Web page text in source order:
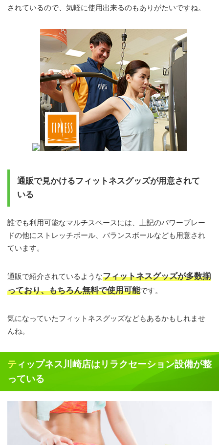
されているので、気軽に使用出来るのもありがたいですね。
通販で見かけるフィットネスグッズが用意されて
いる
誰でも利用可能なマルチスペースには、上記のパワーブレー
ドの他にストレッチボール、バランスボールなども用意され
ています。
通販で紹介されているようなフィットネスグッズが多数揃
っており、もちろん無料で使用可能です。
気になっていたフィットネスグッズなどもあるかもしれませ
んね。
ティップネス川崎店はリラクセーション設備が整
っている